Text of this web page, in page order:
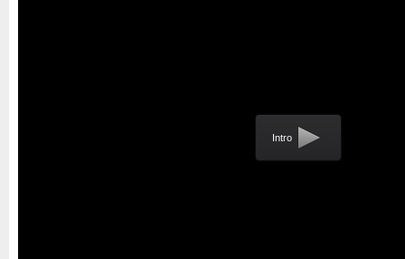
Intro